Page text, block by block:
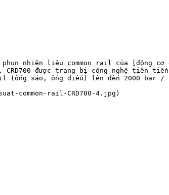
nhiên liệu common rail của [động cơ
CRD700 được trang bị công nghệ tiên
(ống sáo, ống điếu) lên đến 2000 bar /
common-rail-CRD700-4.jpg)